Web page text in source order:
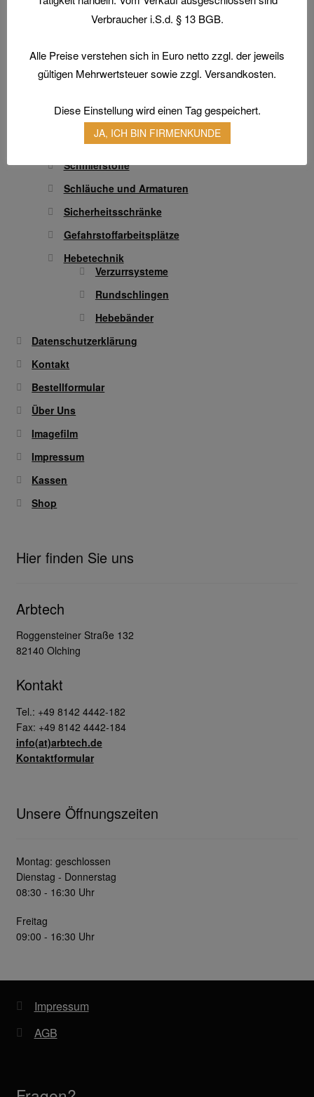
Atemschutz & Gehörschutz
Hautschutz
Transferdruck & Stick
Technische Artikel
Antriebstechnik
Anschlagpuffer
Schmierstoffe
Schläuche und Armaturen
Sicherheitsschränke
Gefahrstoffarbeitsplätze
Hebetechnik
Verzurrsysteme
Rundschlingen
Hebebänder
Datenschutzerklärung
Kontakt
Bestellformular
Über Uns
Imagefilm
Impressum
Kassen
Shop
Hier finden Sie uns
Arbtech
Roggensteiner Straße 132
82140 Olching
Kontakt
Tel.: +49 8142 4442-182
Fax: +49 8142 4442-184
info(at)arbtech.de
Kontaktformular
Unsere Öffnungszeiten
Montag: geschlossen
Dienstag - Donnerstag
08:30 - 16:30 Uhr
Freitag
09:00 - 16:30 Uhr
Impressum
AGB
Verbraucher i.S.d. § 13 BGB.
Alle Preise verstehen sich in Euro netto zzgl. der jeweils
gültigen Mehrwertsteuer sowie zzgl. Versandkosten.
Diese Einstellung wird einen Tag gespeichert.
JA, ICH BIN FIRMENKUNDE